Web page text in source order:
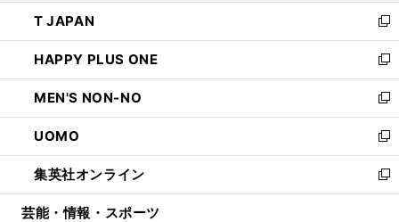
く
で
開
く
ン
ド
ウ
で
開
く
ウ
ィ
ン
ド
ウ
で
開
く
し
い
ウ
ィ
ン
ド
ウ
で
開
く
T JAPAN
新
し
い
ウ
ィ
ン
ド
ウ
で
開
HAPPY PLUS ONE
新
し
い
ウ
ィ
ン
ド
ウ
MEN'S NON-NO
新
し
い
ウ
ィ
ン
UOMO
新
し
い
ウ
集英社オンライン
新
し
芸能・情報・スポーツ